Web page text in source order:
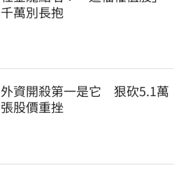
千萬別長抱
外資開殺第一是它　狠砍5.1萬
張股價重挫